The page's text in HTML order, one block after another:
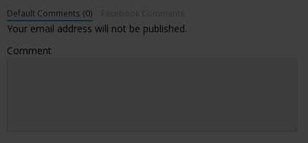
Default Comments (0)
Your email address will not be published.
Comment